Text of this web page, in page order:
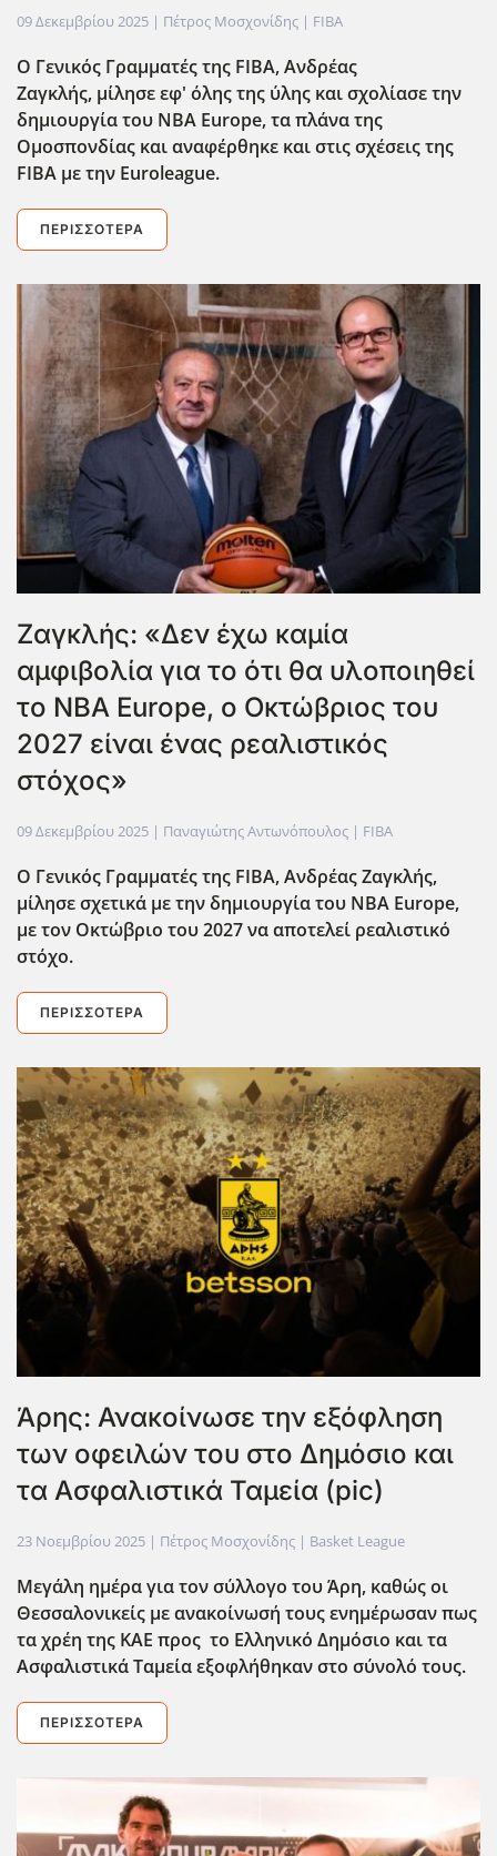
09 Δεκεμβρίου 2025 | Πέτρος Μοσχονίδης | FIBA
Ο Γενικός Γραμματές της FIBA, Ανδρέας
Ζαγκλής, μίλησε εφ' όλης της ύλης και σχολίασε την
δημιουργία του ΝΒΑ Europe, τα πλάνα της
Ομοσπονδίας και αναφέρθηκε και στις σχέσεις της
FIBA με την Euroleague.
ΠΕΡΙΣΣΌΤΕΡΑ
Ζαγκλής: «Δεν έχω καμία
αμφιβολία για το ότι θα υλοποιηθεί
το NBA Europe, ο Οκτώβριος του
2027 είναι ένας ρεαλιστικός
στόχος»
09 Δεκεμβρίου 2025 | Παναγιώτης Αντωνόπουλος | FIBA
Ο Γενικός Γραμματές της FIBA, Ανδρέας Ζαγκλής,
μίλησε σχετικά με την δημιουργία του NBA Europe,
με τον Οκτώβριο του 2027 να αποτελεί ρεαλιστικό
στόχο.
ΠΕΡΙΣΣΌΤΕΡΑ
Άρης: Ανακοίνωσε την εξόφληση
των οφειλών του στο Δημόσιο και
τα Ασφαλιστικά Ταμεία (pic)
23 Νοεμβρίου 2025 | Πέτρος Μοσχονίδης | Basket League
Μεγάλη ημέρα για τον σύλλογο του Άρη, καθώς οι
Θεσσαλονικείς με ανακοίνωσή τους ενημέρωσαν πως
τα χρέη της ΚΑΕ προς το Ελληνικό Δημόσιο και τα
Ασφαλιστικά Ταμεία εξοφλήθηκαν στο σύνολό τους.
ΠΕΡΙΣΣΌΤΕΡΑ